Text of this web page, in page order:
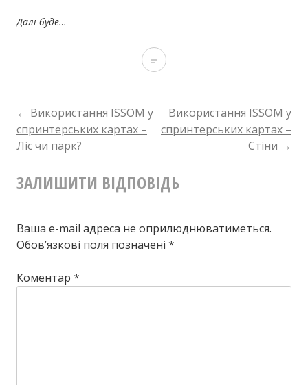
Далі буде…
Використання
спринтерських
–
та
дороги
НАВІГАЦІЯ
ПО
ЗАПИСУ
← Використання ISSOM у
спринтерських картах –
Ліс чи парк?
Використання ISSOM у
спринтерських картах –
Стіни →
ЗАЛИШИТИ ВІДПОВІДЬ
Ваша e-mail адреса не оприлюднюватиметься.
Обов’язкові поля позначені *
Коментар *